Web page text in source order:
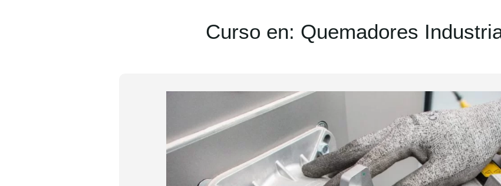
Curso en: Quemadores